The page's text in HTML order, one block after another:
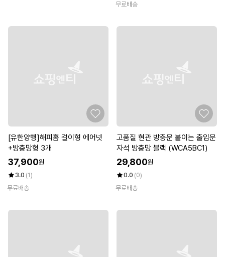
무료배송
[유한양행]해피홈 걸이형 에어넷
+방충망형 3개
37,900원
3.0 (1)
무료배송
고품질 현관 방충문 붙이는 출입문
자석 방충망 블랙 (WCA5BC1)
29,800원
0.0 (0)
무료배송